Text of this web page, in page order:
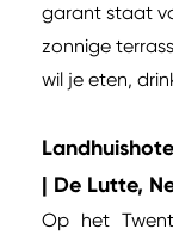
garant staat
zonnige
wil je eten,
| De Lutte,
Op het